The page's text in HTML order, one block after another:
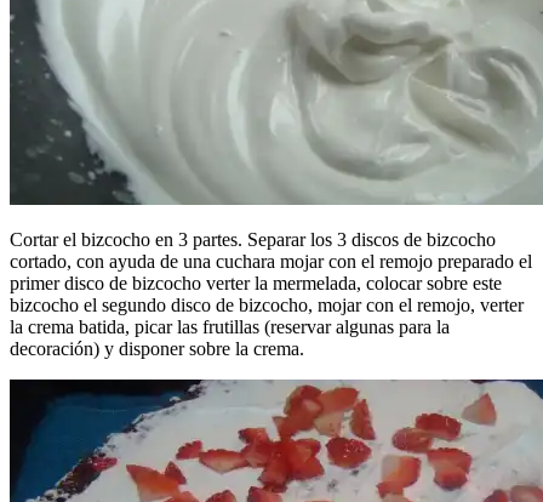
Cortar el bizcocho en 3 partes. Separar los 3 discos de bizcocho
cortado, con ayuda de una cuchara mojar con el remojo preparado el
primer disco de bizcocho verter la mermelada, colocar sobre este
bizcocho el segundo disco de bizcocho, mojar con el remojo, verter
la crema batida, picar las frutillas (reservar algunas para la
decoración) y disponer sobre la crema.